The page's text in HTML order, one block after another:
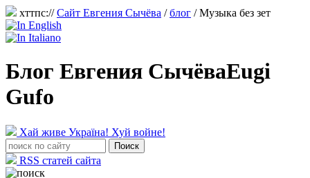
хттпс://Сайт Евгения Сычёва /блог /Музыка без зет
Блог Евгения СычёваEugi
Gufo
Хай живе Україна! Хуй войне!
RSS статей сайта